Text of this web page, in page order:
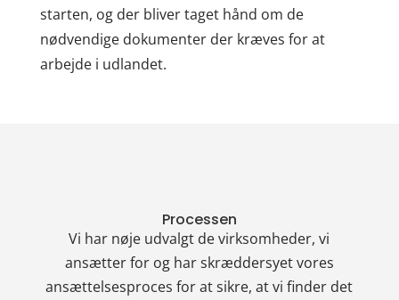
starten, og der bliver taget hånd om de
nødvendige dokumenter der kræves for at
arbejde i udlandet.
Processen
Vi har nøje udvalgt de virksomheder, vi
ansætter for og har skræddersyet vores
ansættelsesproces for at sikre, at vi finder det